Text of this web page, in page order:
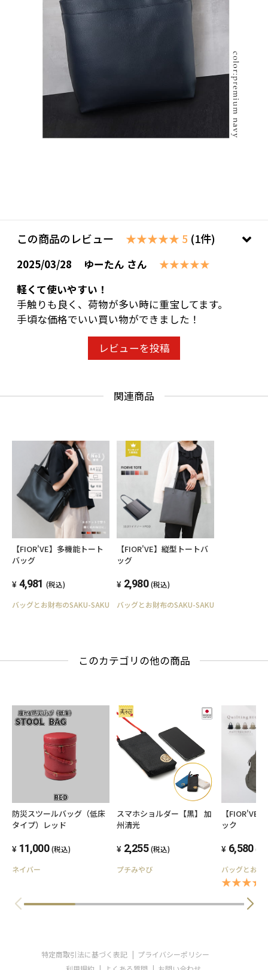
この商品のレビュー ★★★★★ 5 (1件)
2025/03/28 ゆーたん さん
★★★★★
軽くて使いやすい！
手触りも良く、荷物が多い時に重宝してます。
手頃な価格でいい買い物ができました！
レビューを投稿
関連商品
【FIOR'VE】多機能トート
バッグ
4,981 (税込)
バッグとお財布のSAKU-SAKU
【FIOR'VE】縦型トートバ
ッグ
2,980 (税込)
バッグとお財布のSAKU-SAKU
このカテゴリの他の商品
防災スツールバッグ（低床
タイプ）レッド
11,000 (税込)
ネイバー
スマホショルダー【黒】 加
州清光
2,255 (税込)
プチみやび
【FIOR'VE
ック
6,580 (税
バッグとお財
特定商取引法に基づく表記
プライバシーポリシー